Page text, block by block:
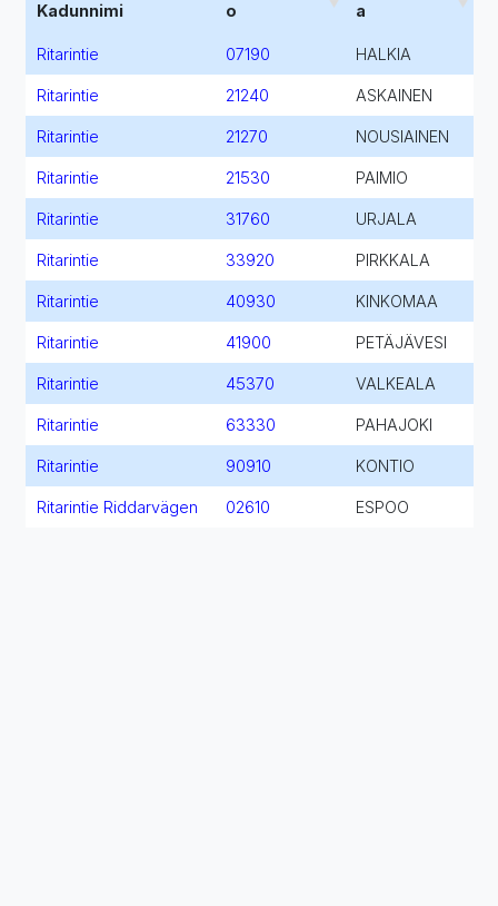
Kadunnimi
o
a
Ritarintie 07190 HALKIA
Ritarintie 21240 ASKAINEN
Ritarintie 21270 NOUSIAINEN
Ritarintie 21530 PAIMIO
Ritarintie 31760 URJALA
Ritarintie 33920 PIRKKALA
Ritarintie 40930 KINKOMAA
Ritarintie 41900 PETÄJÄVESI
Ritarintie 45370 VALKEALA
Ritarintie 63330 PAHAJOKI
Ritarintie 90910 KONTIO
Ritarintie Riddarvägen 02610 ESPOO